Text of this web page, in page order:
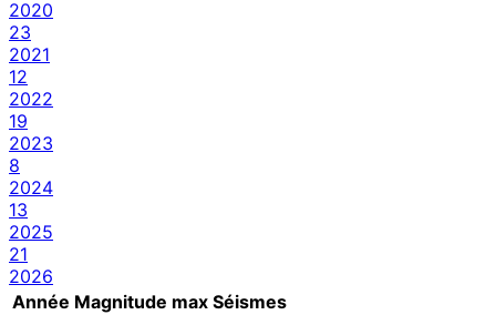
2020
23
2021
12
2022
19
2023
8
2024
13
2025
21
2026
Année Magnitude max Séismes